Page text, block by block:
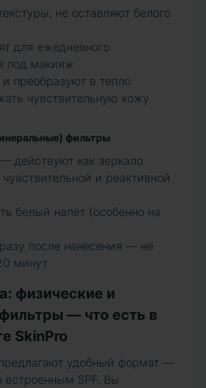
не оставляют белого
для ежедневного
под макияж
преобразуют в тепло
чувствительную кожу
фильтры
действуют как зеркало
и реактивной
белый налёт (особенно на
после нанесения — не
минут
физические и
— что есть в
SkinPro
удобный формат —
встроенным SPF. Вы